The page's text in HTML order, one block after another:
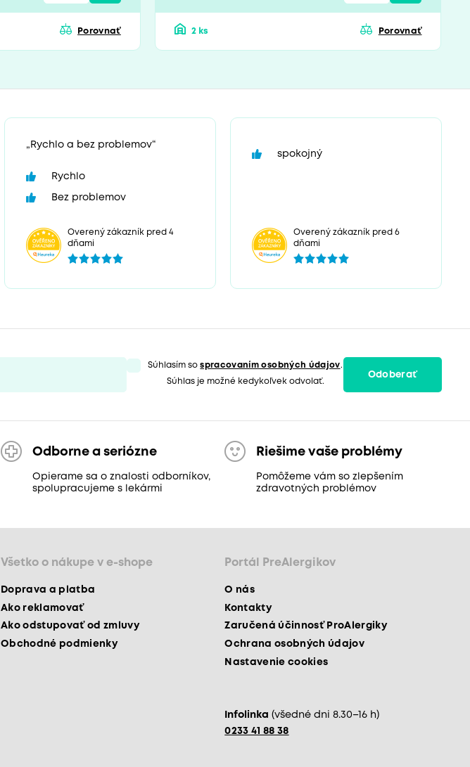
Porovnať 2 ks Porovnať
„Rychlo a bez problemov“
Rychlo
Bez problemov
Overený zákazník pred 4
dňami
spokojný
Overený zákazník pred 6
dňami
Súhlasím sospracovaním osobných údajov.
Súhlas je možné kedykoľvek odvolať.
Odoberať
Odborne a seriózne
Opierame sa o znalosti odborníkov,
spolupracujeme s lekármi
Riešime vaše problémy
Pomôžeme vám so zlepšením
zdravotných problémov
Všetko o nákupe v e-shope
Doprava a platba
Ako reklamovať
Ako odstupovať od zmluvy
Obchodné podmienky
Portál PreAlergikov
O nás
Kontakty
Zaručená účinnosť ProAlergiky
Ochrana osobných údajov
Nastavenie cookies
Infolinka (všedné dni 8.30–16 h)
0233 41 88 38